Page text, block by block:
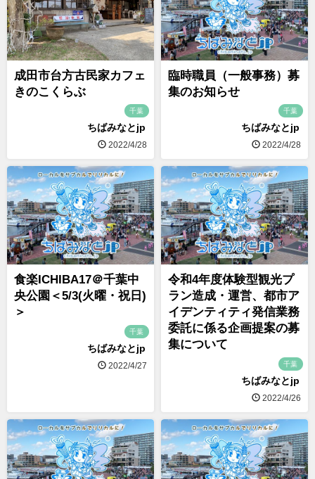
成田市台方古民家カフェ
きのこくらぶ
千葉
ちばみなとjp
2022/4/28
臨時職員（一般事務）募
集のお知らせ
千葉
ちばみなとjp
2022/4/28
食楽ICHIBA17＠千葉中
央公園＜5/3(火曜・祝日)
＞
千葉
ちばみなとjp
2022/4/27
令和4年度体験型観光プ
ラン造成・運営、都市ア
イデンティティ発信業務
委託に係る企画提案の募
集について
千葉
ちばみなとjp
2022/4/26